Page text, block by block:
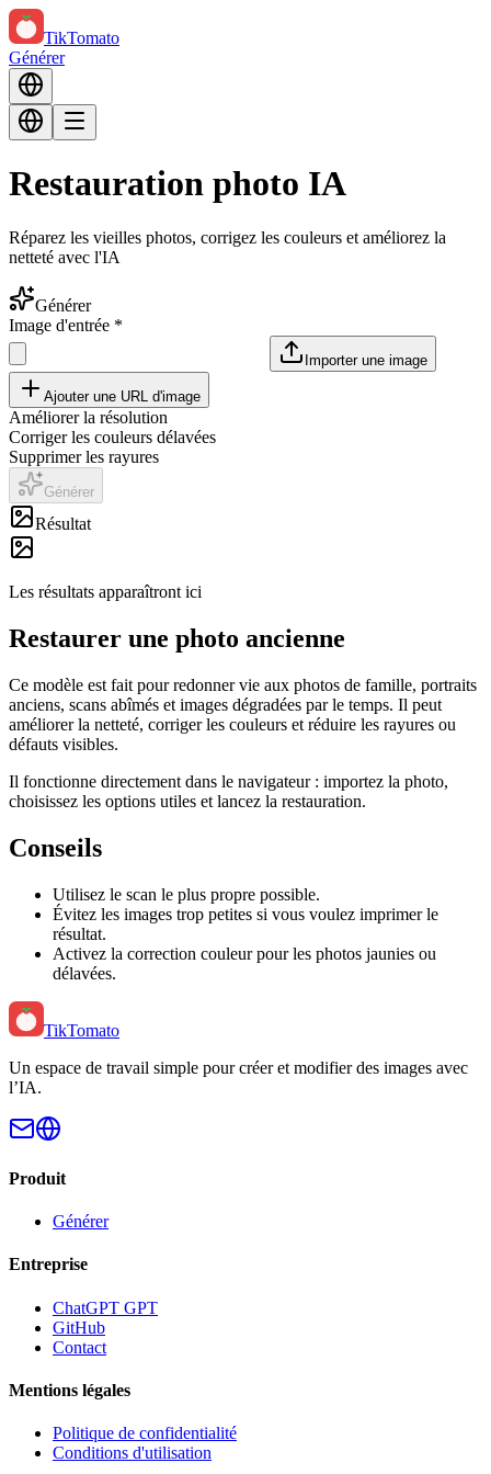
TikTomato
Générer
Restauration photo IA
Réparez les vieilles photos, corrigez les couleurs et améliorez la
netteté avec l'IA
Générer
Image d'entrée *
Importer une image
Ajouter une URL d'image
Améliorer la résolution
Corriger les couleurs délavées
Supprimer les rayures
Générer
Résultat
Les résultats apparaîtront ici
Restaurer une photo ancienne
Ce modèle est fait pour redonner vie aux photos de famille, portraits
anciens, scans abîmés et images dégradées par le temps. Il peut
améliorer la netteté, corriger les couleurs et réduire les rayures ou
défauts visibles.
Il fonctionne directement dans le navigateur : importez la photo,
choisissez les options utiles et lancez la restauration.
Conseils
Utilisez le scan le plus propre possible.
Évitez les images trop petites si vous voulez imprimer le
résultat.
Activez la correction couleur pour les photos jaunies ou
délavées.
TikTomato
Un espace de travail simple pour créer et modifier des images avec
l’IA.
Produit
Générer
Entreprise
ChatGPT GPT
GitHub
Contact
Mentions légales
Politique de confidentialité
Conditions d'utilisation